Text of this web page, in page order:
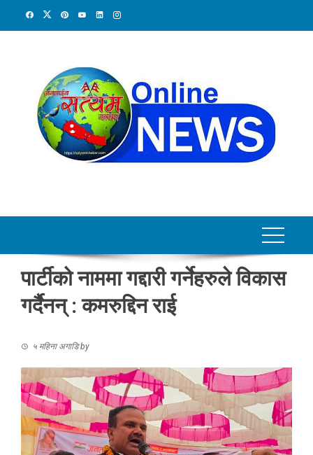
पार्टीको नाममा गद्दारी गर्नेहरुले विकास
गर्दैनन् : कमरुद्दिन राई
५ महिना अगाडिby